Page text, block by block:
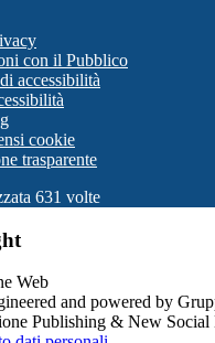
con il Pubblico
accessibilità
cookie
trasparente
631 volte
and powered by
Publishing & New Social